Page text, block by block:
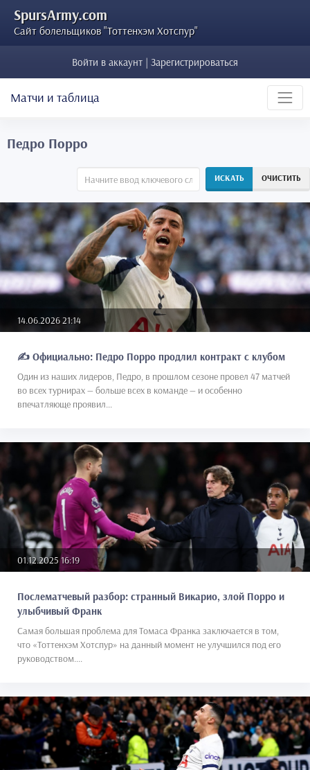
SpursArmy.com
Сайт болельщиков "Тоттенхэм Хотспур"
Войти в аккаунт | Зарегистрироваться
Матчи и таблица
Педро Порро
ИСКАТЬ ОЧИСТИТЬ
14.06.2026 21:14
✍️ Официально: Педро Порро продлил контракт с клубом
Один из наших лидеров, Педро, в прошлом сезоне провел 47 матчей
во всех турнирах — больше всех в команде — и особенно
впечатляюще проявил...
01.12.2025 16:19
Послематчевый разбор: странный Викарио, злой Порро и
улыбчивый Франк
Самая большая проблема для Томаса Франка заключается в том,
что «Тоттенхэм Хотспур» на данный момент не улучшился под его
руководством....